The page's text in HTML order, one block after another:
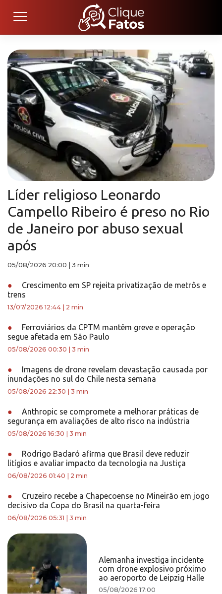
Líder religioso Leonardo
Campello Ribeiro é preso no Rio
de Janeiro por abuso sexual
após
05/08/2026 20:00 3 min
●
Crescimento em SP rejeita privatização de metrôs e
trens
13/07/2026 12:44 2 min
●
Ferroviários da CPTM mantêm greve e operação
segue afetada em São Paulo
05/08/2026 00:30 3 min
●
Imagens de drone revelam devastação causada por
inundações no sul do Chile nesta semana
05/08/2026 22:30 3 min
●
Anthropic se compromete a melhorar práticas de
segurança em avaliações de alto risco na indústria
05/08/2026 16:30 3 min
●
Rodrigo Badaró afirma que Brasil deve reduzir
litígios e avaliar impacto da tecnologia na Justiça
06/08/2026 01:40 2 min
●
Cruzeiro recebe a Chapecoense no Mineirão em jogo
decisivo da Copa do Brasil na quarta-feira
06/08/2026 05:31 3 min
Alemanha investiga incidente
com drone explosivo próximo
ao aeroporto de Leipzig Halle
05/08/2026 17:00